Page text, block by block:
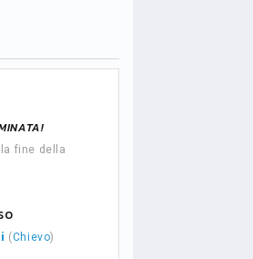
fine della
(Chievo)